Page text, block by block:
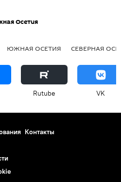
Осетия
ЮЖНАЯ ОСЕТИЯ СЕВЕРНАЯ
Rutube VK
Контакты